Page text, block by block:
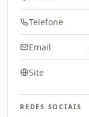
Telefone
Email
Site
REDES SOCIAIS